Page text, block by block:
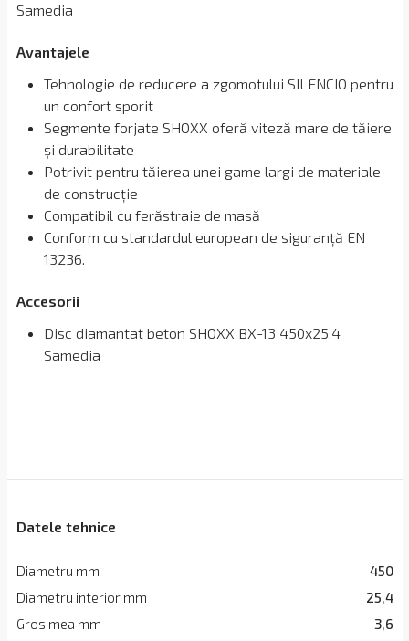
Samedia
Avantajele
Tehnologie de reducere a zgomotului SILENCIO pentru
un confort sporit
Segmente forjate SHOXX oferă viteză mare de tăiere
și durabilitate
Potrivit pentru tăierea unei game largi de materiale
de construcție
Compatibil cu ferăstraie de masă
Conform cu standardul european de siguranță EN
13236.
Accesorii
Disc diamantat beton SHOXX BX-13 450x25.4
Samedia
Datele tehnice
Diametru mm
450
Diametru interior mm
25,4
Grosimea mm
3,6